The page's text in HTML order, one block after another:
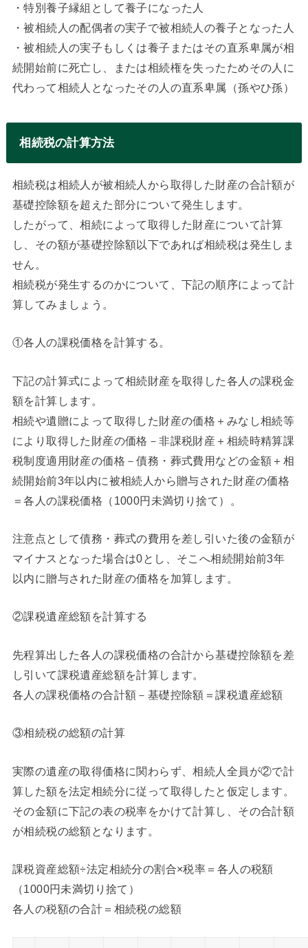
・特別養子縁組として養子になった人
・被相続人の配偶者の実子で被相続人の養子となった人
・被相続人の実子もしくは養子またはその直系卑属が相
続開始前に死亡し、または相続権を失ったためその人に
代わって相続人となったその人の直系卑属（孫やひ孫）
相続税の計算方法
相続税は相続人が被相続人から取得した財産の合計額が
基礎控除額を超えた部分について発生します。
したがって、相続によって取得した財産について計算
し、その額が基礎控除額以下であれば相続税は発生しま
せん。
相続税が発生するのかについて、下記の順序によって計
算してみましょう。
①各人の課税価格を計算する。
下記の計算式によって相続財産を取得した各人の課税金
額を計算します。
相続や遺贈によって取得した財産の価格＋みなし相続等
により取得した財産の価格－非課税財産＋相続時精算課
税制度適用財産の価格－債務・葬式費用などの金額＋相
続開始前3年以内に被相続人から贈与された財産の価格
＝各人の課税価格（1000円未満切り捨て）。
注意点として債務・葬式の費用を差し引いた後の金額が
マイナスとなった場合は0とし、そこへ相続開始前3年
以内に贈与された財産の価格を加算します。
②課税遺産総額を計算する
先程算出した各人の課税価格の合計から基礎控除額を差
し引いて課税遺産総額を計算します。
各人の課税価格の合計額－基礎控除額＝課税遺産総額
③相続税の総額の計算
実際の遺産の取得価格に関わらず、相続人全員が②で計
算した額を法定相続分に従って取得したと仮定します。
その金額に下記の表の税率をかけて計算し、その合計額
が相続税の総額となります。
課税資産総額÷法定相続分の割合×税率＝各人の税額
（1000円未満切り捨て）
各人の税額の合計＝相続税の総額